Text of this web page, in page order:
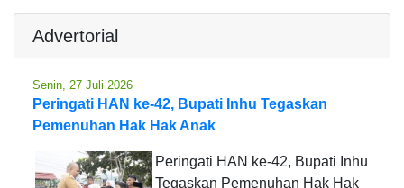
Advertorial
Senin, 27 Juli 2026
Peringati HAN ke-42, Bupati Inhu Tegaskan
Pemenuhan Hak Hak Anak
Peringati HAN ke-42, Bupati Inhu
Tegaskan Pemenuhan Hak Hak